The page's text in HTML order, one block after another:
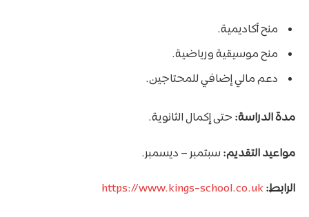
منح أكاديمية.
منح موسيقية ورياضية.
دعم مالي إضافي للمحتاجين.
مدة الدراسة: حتى إكمال الثانوية.
مواعيد التقديم: سبتمبر – ديسمبر.
الرابط:https://www.kings-school.co.uk